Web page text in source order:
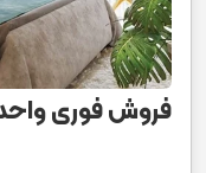
فروش فوری واحد